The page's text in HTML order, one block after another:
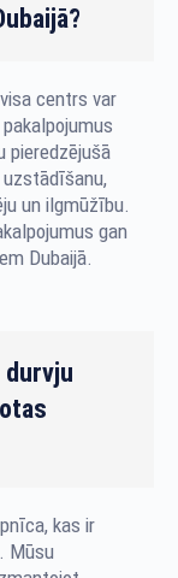
centrs var
pieredzējušā
un ilgmūžību.
gan
Dubaijā.
durvju
kas ir
Mūsu